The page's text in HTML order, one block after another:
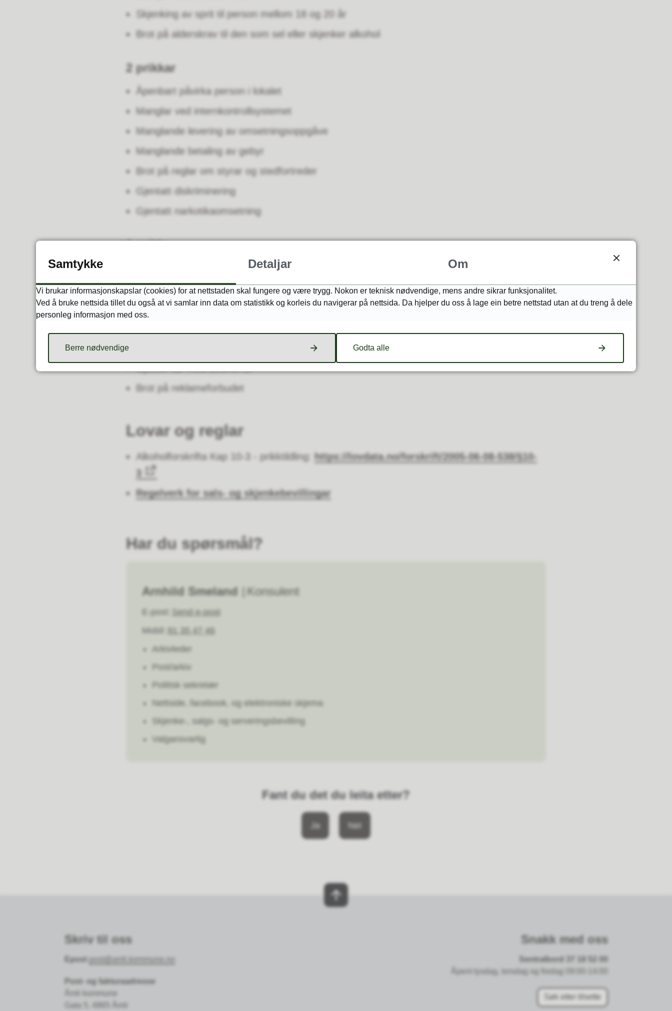
Skjenking av sprit til person mellom 18 og 20 år
Brot på alderskrav til den som sel eller skjenker alkohol
2 prikkar
Åpenbart påvirka person i lokalet
Manglar ved internkontrollsystemet
Manglande levering av omsetningsoppgåve
Manglande betaling av gebyr
Brot på reglar om styrar og stedfortreder
Gjentatt diskriminering
Gjentatt narkotikaomsetning
1 prikk
Brot på reglane om alkoholfrie alternativ
Brot på reglane om plassering av alkoholholdig drikk på salgsstaden
Brot på reglane om skjenkemengde for brennevin
Brot på reklameforbudet
Lovar og reglar
Alkoholforskrifta Kap 10-3 - prikktildling: https://lovdata.no/forskrift/2005-06-08-538/§10-
3
Regelverk for sals- og skjenkebevillingar
Har du spørsmål?
Arnhild Smeland Konsulent
E-post
Send e-post
Mobil
91 35 47 46
Arkivleder
Post/arkiv
Politisk sekretær
Nettside, facebook, og elektroniske skjema
Skjenke-, salgs- og serveringsbevilling
Valgansvarlig
Fant du det du leita etter?
Ja Nei
Skriv til oss
Epost post@amli.kommune.no
Post- og fakturaadresse
Åmli kommune
Gata 5, 4865 Åmli
Snakk med oss
Sentralbord 37 18 52 00
Åpent tysdag, torsdag og fredag 09:00-14:00
Søk etter tilsette
Samtykke Detaljar Om
Vi brukar informasjonskapslar (cookies) for at nettstaden skal fungere og være trygg. Nokon er teknisk nødvendige, mens andre sikrar funksjonalitet.
Ved å bruke nettsida tillet du også at vi samlar inn data om statistikk og korleis du navigerar på nettsida. Da hjelper du oss å lage ein betre nettstad utan at du treng å dele
personleg informasjon med oss.
Berre nødvendige Godta alle